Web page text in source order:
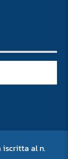
iscritta al n.